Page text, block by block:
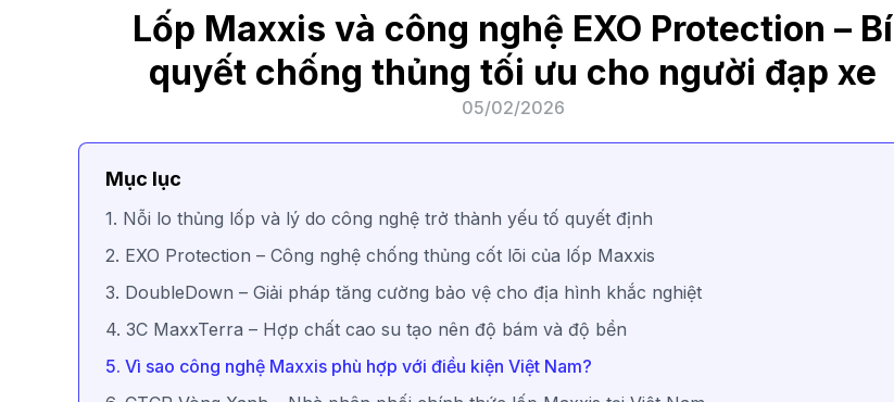
Lốp Maxxis và công nghệ EXO Protection – Bí
quyết chống thủng tối ưu cho người đạp xe
05/02/2026
Mục lục
1. Nỗi lo thủng lốp và lý do công nghệ trở thành yếu tố quyết định
2. EXO Protection – Công nghệ chống thủng cốt lõi của lốp Maxxis
3. DoubleDown – Giải pháp tăng cường bảo vệ cho địa hình khắc nghiệt
4. 3C MaxxTerra – Hợp chất cao su tạo nên độ bám và độ bền
5. Vì sao công nghệ Maxxis phù hợp với điều kiện Việt Nam?